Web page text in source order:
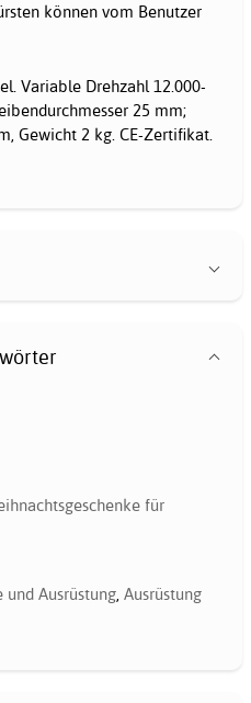
können vom Benutzer
Variable Drehzahl 12.000-
25 mm;
Gewicht 2 kg. CE-Zertifikat.
für
und Ausrüstung, Ausrüstung